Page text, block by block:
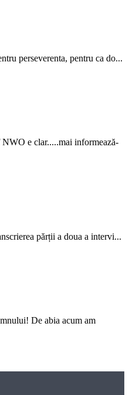
perseverenta, pentru ca do...
e clar.....mai informează-
părții a doua a intervi...
De abia acum am